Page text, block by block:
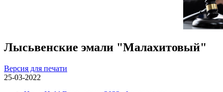
Лысьвенские эмали "Малахитовый"
Версия для печати
25-03-2022